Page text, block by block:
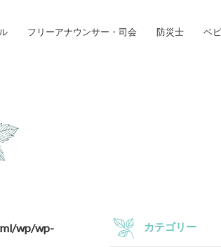
フリーアナウンサー・司会 防災士 ベ
wp/wp-
カテゴリー